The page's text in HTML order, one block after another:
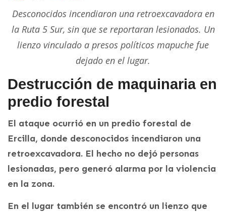
Desconocidos incendiaron una retroexcavadora en
la Ruta 5 Sur, sin que se reportaran lesionados. Un
lienzo vinculado a presos políticos mapuche fue
dejado en el lugar.
Destrucción de maquinaria en
predio forestal
El ataque ocurrió en un predio forestal de
Ercilla, donde desconocidos incendiaron una
retroexcavadora. El hecho no dejó personas
lesionadas, pero generó alarma por la violencia
en la zona.
En el lugar también se encontró un lienzo que